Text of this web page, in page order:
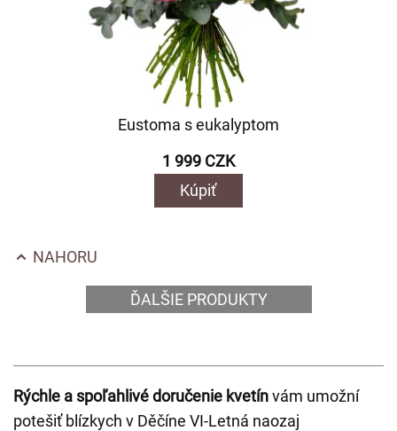
Eustoma s eukalyptom
1 999 CZK
Kúpiť
NAHORU
ĎALŠIE PRODUKTY
Rýchle a spoľahlivé doručenie kvetínvám umožní
potešiť blízkych v Děčíne VI-Letná naozaj